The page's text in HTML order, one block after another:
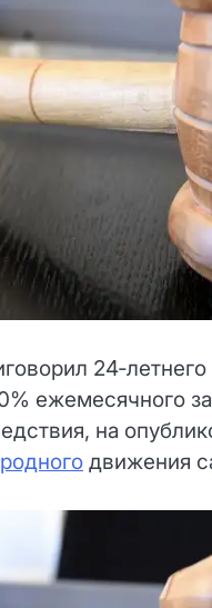
ежемесячного
на
движения